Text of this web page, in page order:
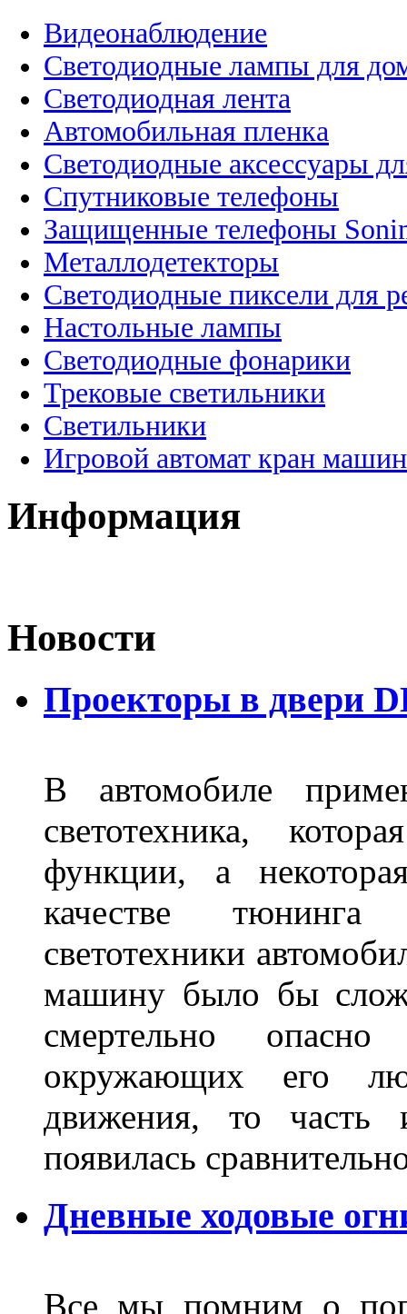
Видеонаблюдение
Светодиодные лампы для
Светодиодная лента
Автомобильная пленка
Светодиодные аксессуары
Спутниковые телефоны
Защищенные телефоны
Металлодетекторы
Светодиодные пиксели для
Настольные лампы
Светодиодные фонарики
Трековые светильники
Светильники
Игровой автомат кран
Информация
Новости
Проекторы в двери
В автомобиле
светотехника,
функции, а
качестве
светотехники
машину было бы
смертельно
окружающих его
движения, то часть
появилась
Дневные ходовые
Все мы помним о